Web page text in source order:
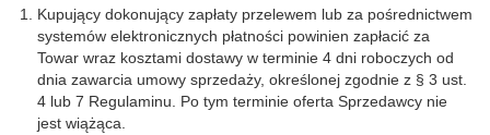
Kupujący dokonujący zapłaty przelewem lub za pośrednictwem
systemów elektronicznych płatności powinien zapłacić za
Towar wraz kosztami dostawy w terminie 4 dni roboczych od
dnia zawarcia umowy sprzedaży, określonej zgodnie z § 3 ust.
4 lub 7 Regulaminu. Po tym terminie oferta Sprzedawcy nie
jest wiążąca.